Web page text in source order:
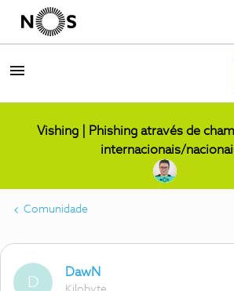
Vishing | Phishing através de
internacionais/
Comunidade
D
DawN